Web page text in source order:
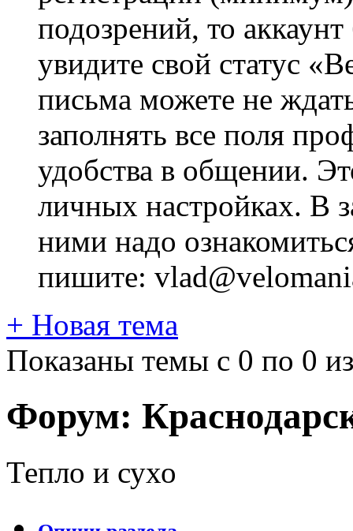
подозрений, то
увидите свой статус
письма можете не
заполнять все поля
удобства в общении.
личных настройках. В
ними надо
пишите:
+ Новая тема
Показаны темы с 0 по 0
Форум:
Тепло и сухо